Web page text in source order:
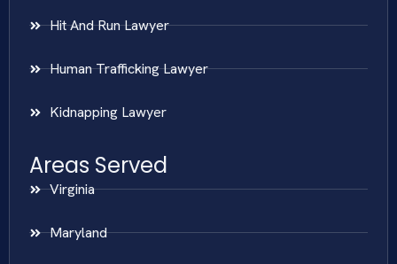
Hit And Run Lawyer
Human Trafficking Lawyer
Kidnapping Lawyer
Areas Served
Virginia
Maryland